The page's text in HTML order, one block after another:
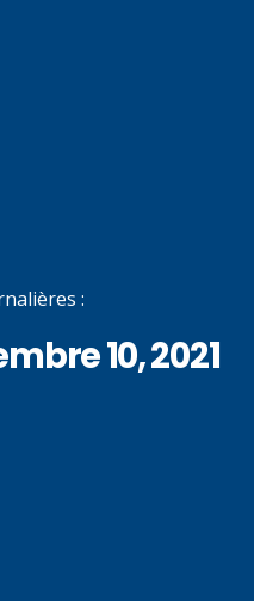
:
10, 2021